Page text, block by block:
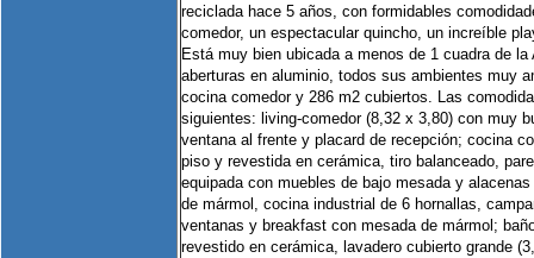
reciclada hace 5 años, con formidables
comedor, un espectacular quincho, un increíble
Está muy bien ubicada a menos de 1 cuadra de
aberturas en aluminio, todos sus ambientes muy
cocina comedor y 286 m2 cubiertos. Las
siguientes: living-comedor (8,32 x 3,80) con muy
ventana al frente y placard de recepción; cocina
piso y revestida en cerámica, tiro balanceado,
equipada con muebles de bajo mesada y
de mármol, cocina industrial de 6 hornallas,
ventanas y breakfast con mesada de mármol;
revestido en cerámica, lavadero cubierto grande